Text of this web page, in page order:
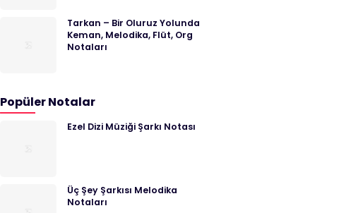
Tarkan – Bir Oluruz Yolunda
Keman, Melodika, Flüt, Org
Notaları
Popüler Notalar
Ezel Dizi Müziği Şarkı Notası
Üç Şey Şarkısı Melodika
Notaları